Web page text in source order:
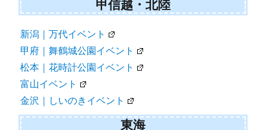
甲信越・北陸
新潟｜万代イベント
甲府｜舞鶴城公園イベント
松本｜花時計公園イベント
富山イベント
金沢｜しいのきイベント
東海